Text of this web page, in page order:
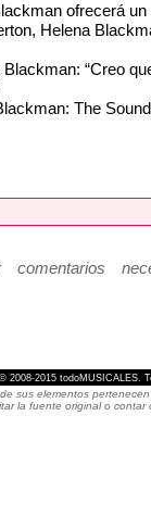
ofrecerá
Helena
“Creo
The
comentarios
2008-2015 todoMUSICALES.
sus elementos
la fuente original o